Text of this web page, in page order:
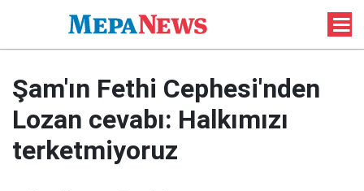
Şam'ın Fethi Cephesi'nden
Lozan cevabı: Halkımızı
terketmiyoruz